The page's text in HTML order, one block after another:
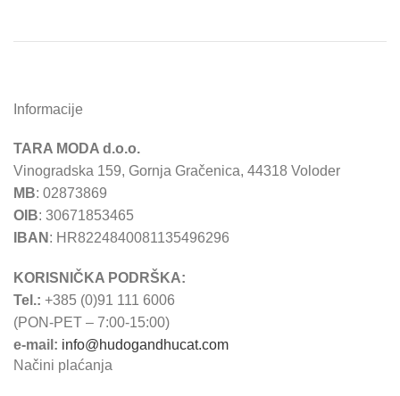
Informacije
TARA MODA d.o.o.
Vinogradska 159, Gornja Gračenica, 44318 Voloder
MB: 02873869
OIB: 30671853465
IBAN : HR8224840081135496296
KORISNIČKA PODRŠKA:
Tel.: +385 (0)91 111 6006
(PON-PET – 7:00-15:00)
e-mail: info@hudogandhucat.com
Načini plaćanja